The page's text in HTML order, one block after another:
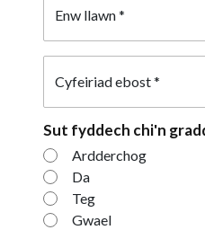
Enw llawn*
Cyfeiriad ebost*
Sut fyddech chi'n
Sut fyddech
Ardderchog
Da
Teg
Gwael